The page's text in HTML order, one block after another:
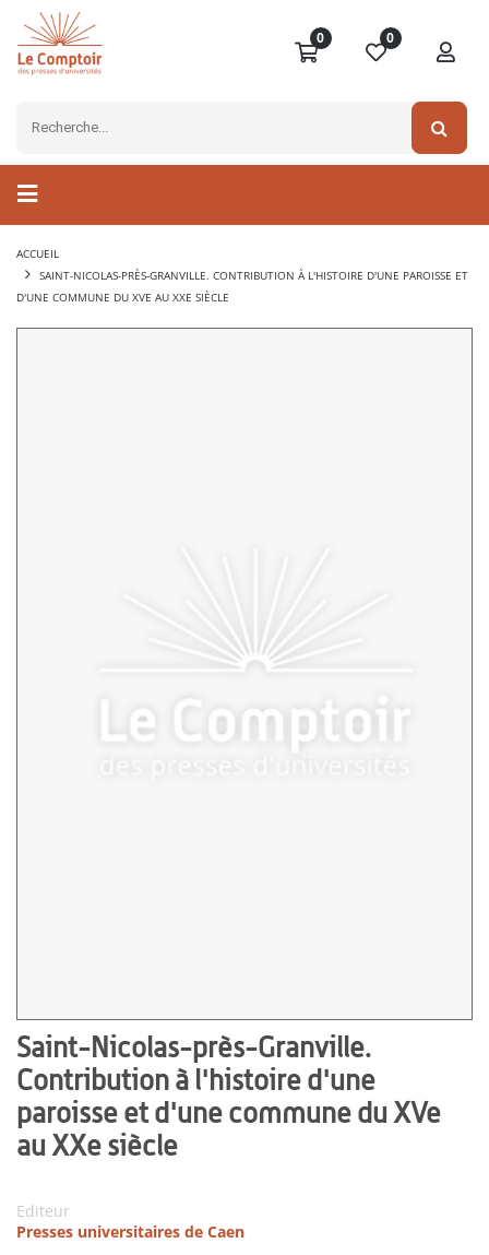
0 0
ACCUEIL
SAINT-NICOLAS-PRÈS-GRANVILLE. CONTRIBUTION À L'HISTOIRE D'UNE PAROISSE ET
D'UNE COMMUNE DU XVE AU XXE SIÈCLE
Saint-Nicolas-près-Granville.
Contribution à l'histoire d'une
paroisse et d'une commune du XVe
au XXe siècle
Editeur
Presses universitaires de Caen